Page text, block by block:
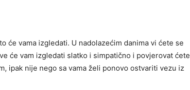
će vama izgledati. U nadolazećim danima vi ćete se
će vam izgledati slatko i simpatično i povjerovat ćete
ipak nije nego sa vama želi ponovo ostvariti vezu iz